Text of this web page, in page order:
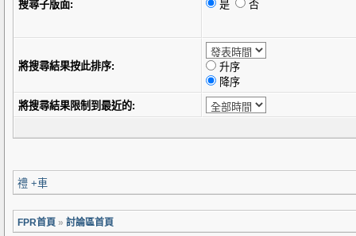
搜尋子版面: 是 否
將搜尋結果按此排序:
升序
降序
將搜尋結果限制到最近的:
禮 +車
FPR首頁 » 討論區首頁